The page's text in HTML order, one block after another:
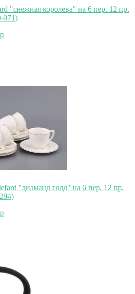
"снежная королева" на 6 пер. 12 пр.
071)
"диаманд голд" на 6 пер. 12 пр.